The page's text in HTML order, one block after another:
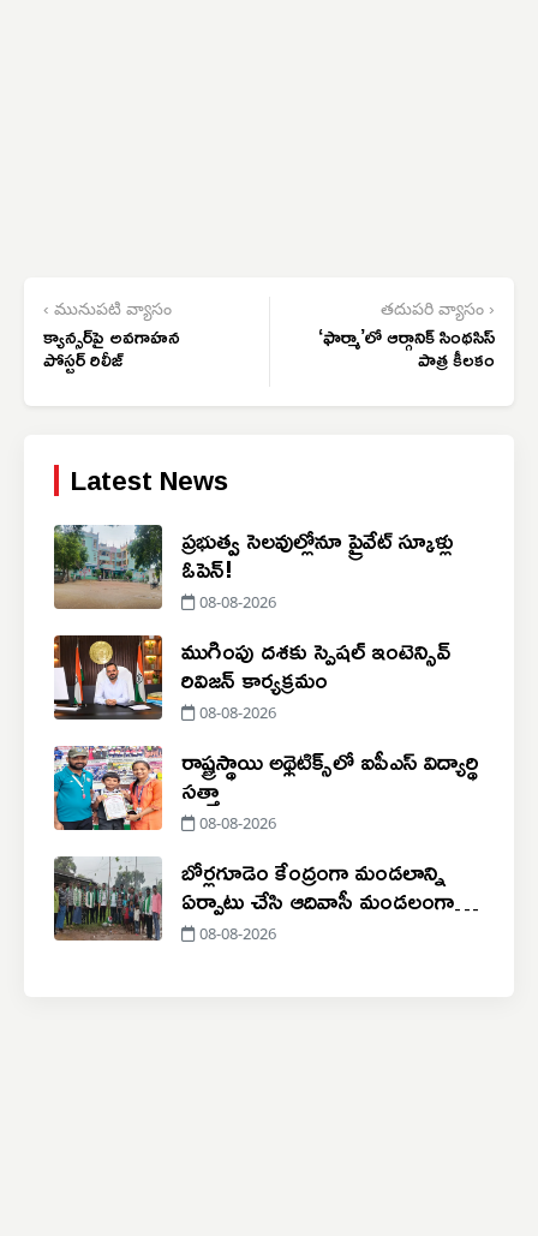
‹ మునుపటి వ్యాసం
క్యాన్సర్‌పై అవగాహన
పోస్టర్ రిలీజ్
తదుపరి వ్యాసం ›
‘ఫార్మా’లో ఆర్గానిక్ సింథసిస్
పాత్ర కీలకం
Latest News
ప్రభుత్వ సెలవుల్లోనూ ప్రైవేట్ స్కూళ్లు
ఓపెన్!
08-08-2026
ముగింపు దశకు స్పెషల్ ఇంటెన్సివ్
రివిజన్ కార్యక్రమం
08-08-2026
రాష్ట్రస్థాయి అథ్లెటిక్స్‌లో ఐపీఎస్‌ విద్యార్థి
సత్తా
08-08-2026
బోర్లగూడెం కేంద్రంగా మండలాన్ని
ఏర్పాటు చేసి ఆదివాసీ మండలంగా
ప్రకటించాలి
08-08-2026